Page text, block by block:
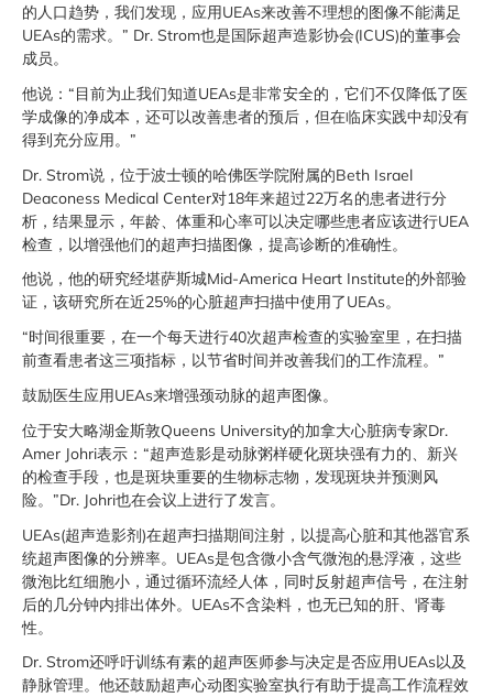
的人口趋势，我们发现，应用UEAs来改善不理想的图像不能满足
UEAs的需求。” Dr. Strom也是国际超声造影协会(ICUS)的董事会
成员。
他说：“目前为止我们知道UEAs是非常安全的，它们不仅降低了医
学成像的净成本，还可以改善患者的预后，但在临床实践中却没有
得到充分应用。”
Dr. Strom说，位于波士顿的哈佛医学院附属的Beth Israel
Deaconess Medical Center对18年来超过22万名的患者进行分
析，结果显示，年龄、体重和心率可以决定哪些患者应该进行UEA
检查，以增强他们的超声扫描图像，提高诊断的准确性。
他说，他的研究经堪萨斯城Mid-America Heart Institute的外部验
证，该研究所在近25%的心脏超声扫描中使用了UEAs。
“时间很重要，在一个每天进行40次超声检查的实验室里，在扫描
前查看患者这三项指标，以节省时间并改善我们的工作流程。”
鼓励医生应用UEAs来增强颈动脉的超声图像。
位于安大略湖金斯敦Queens University的加拿大心脏病专家Dr.
Amer Johri表示：“超声造影是动脉粥样硬化斑块强有力的、新兴
的检查手段，也是斑块重要的生物标志物，发现斑块并预测风
险。”Dr. Johri也在会议上进行了发言。
UEAs(超声造影剂)在超声扫描期间注射，以提高心脏和其他器官系
统超声图像的分辨率。UEAs是包含微小含气微泡的悬浮液，这些
微泡比红细胞小，通过循环流经人体，同时反射超声信号，在注射
后的几分钟内排出体外。UEAs不含染料，也无已知的肝、肾毒
性。
Dr. Strom还呼吁训练有素的超声医师参与决定是否应用UEAs以及
静脉管理。他还鼓励超声心动图实验室执行有助于提高工作流程效